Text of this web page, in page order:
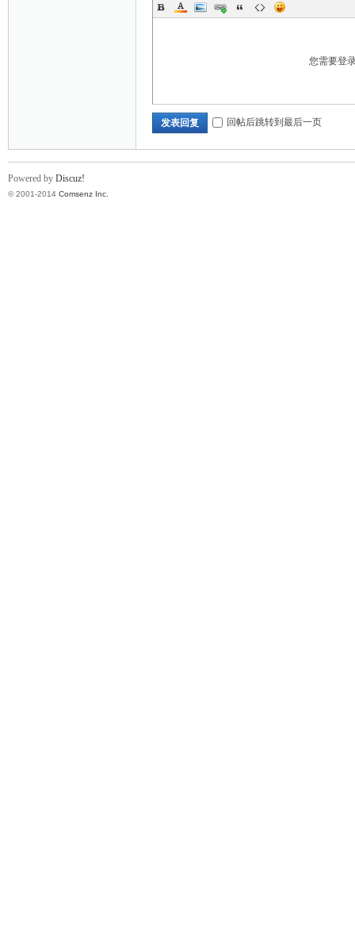
您需要登
发表回复 回帖后跳转到最后一页
Powered by Discuz!
© 2001-2014 Comsenz Inc.